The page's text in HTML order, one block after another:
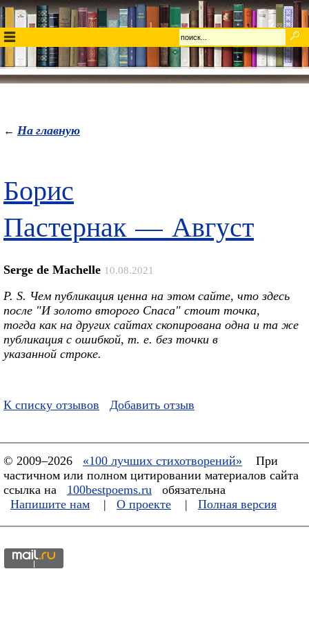
← На главную
Борис
Пастернак — Август
Serge de Machelle 10.08.2021
P. S. Чем публикация ценна на этом сайте, что здесь
после "И золото второго Спаса" стоит точка,
тогда как на других сайтах скопирована одна и та же
публикация с ошибкой, т. е. без точки в
указанной строке.
К списку отзывов Добавить отзыв
© 2009–2026 «100 лучших стихотворений»
При
частичном или полном цитировании материалов сайта
ссылка на
100bestpoems.ru
обязательна
Напишите нам
| О проекте | Полная версия